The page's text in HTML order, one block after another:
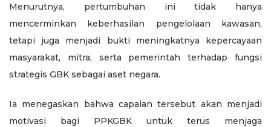
Menurutnya, pertumbuhan ini tidak hanya
mencerminkan keberhasilan pengelolaan kawasan,
tetapi juga menjadi bukti meningkatnya kepercayaan
masyarakat, mitra, serta pemerintah terhadap fungsi
strategis GBK sebagai aset negara.
Ia menegaskan bahwa capaian tersebut akan menjadi
motivasi bagi PPKGBK untuk terus menjaga